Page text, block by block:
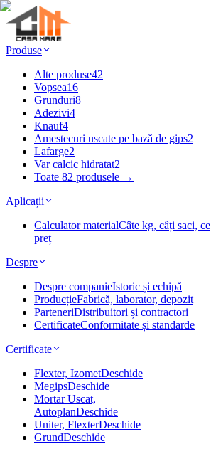
Produse
Alte produse42
Vopsea16
Grunduri8
Adezivi4
Knauf4
Amestecuri uscate pe bază de gips2
Lafarge2
Var calcic hidratat2
Toate 82 produsele →
Aplicații
Calculator materialCâte kg, câți saci, ce
preț
Despre
Despre companieIstoric și echipă
ProducțieFabrică, laborator, depozit
ParteneriDistribuitori și contractori
CertificateConformitate și standarde
Certificate
Flexter, IzometDeschide
MegipsDeschide
Mortar Uscat,
AutoplanDeschide
Uniter, FlexterDeschide
GrundDeschide